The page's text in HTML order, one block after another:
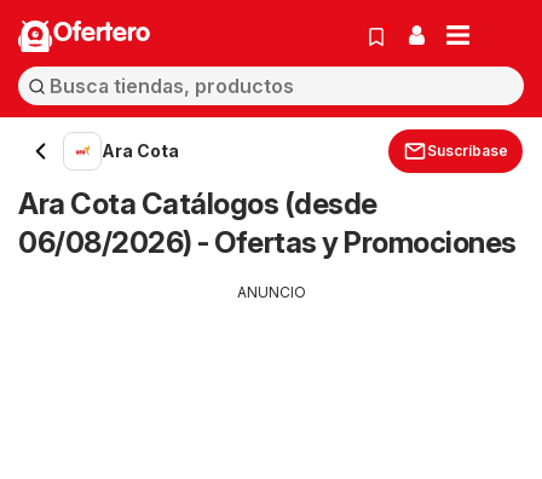
Ofertero
Ara Cota Suscríbase
Ara Cota Catálogos (desde
06/08/2026) - Ofertas y Promociones
ANUNCIO